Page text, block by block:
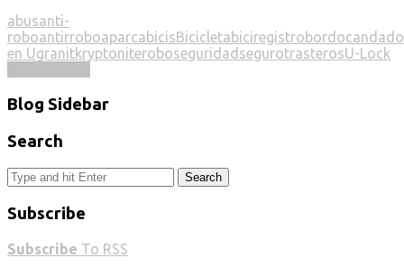
abusanti-
roboantirroboaparcabicisBicicletabiciregistrobordocandado
en Ugranitkryptoniteroboseguridad segurotrasterosU-Lock
Blog Sidebar
Search
Search
Subscribe
Subscribe To RSS